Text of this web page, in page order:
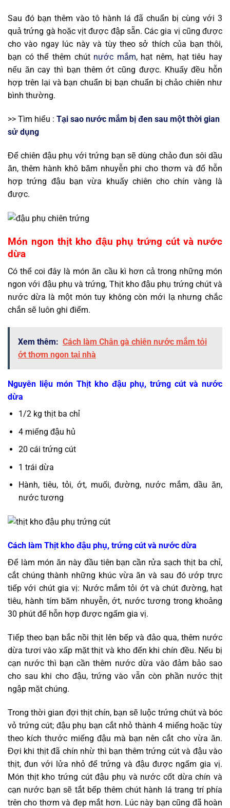
Sau đó bạn thêm vào tô hành lá đã chuẩn bị cùng với 3
quả trứng gà hoặc vịt được đập sẵn. Các gia vị cũng được
cho vào ngay lúc này và tùy theo sở thích của bạn thôi,
bạn có thể thêm chút nước mắm, hạt nêm, hạt tiêu hay
nếu ăn cay thì bạn thêm ớt cũng được. Khuấy đều hỗn
hợp trên lại và bạn chuẩn bị bạn chuẩn bị chảo chiên như
bình thường.
>> Tìm hiểu : Tại sao nước mắm bị đen sau một thời gian
sử dụng
Để chiên đậu phụ với trứng bạn sẽ dùng chảo đun sôi dầu
ăn, thêm hành khô băm nhuyễn phi cho thơm và đổ hỗn
hợp trứng đậu bạn vừa khuấy chiên cho chín vàng là
được.
Món ngon thịt kho đậu phụ trứng cút và nước
dừa
Có thể coi đây là món ăn cầu kì hơn cả trong những món
ngon với đậu phụ và trứng, Thịt kho đậu phụ trứng chút và
nước dừa là một món tuy không còn mới lạ nhưng chắc
chắn sẽ luôn ghi điểm.
Xem thêm: Cách làm Chân gà chiên nước mắm tỏi
ớt thơm ngon tại nhà
Nguyên liệu món Thịt kho đậu phụ, trứng cút và nước
dừa
1/2 kg thịt ba chỉ
4 miếng đậu hủ
20 cái trứng cút
1 trái dừa
Hành, tiêu, tỏi, ớt, muối, đường, nước mắm, dầu ăn,
nước tương
Cách làm Thịt kho đậu phụ, trứng cút và nước dừa
Để làm món ăn này đầu tiên bạn cần rửa sạch thịt ba chỉ,
cắt chúng thành những khúc vừa ăn và sau đó ướp trực
tiếp với chút gia vị: Nước mắm tỏi ớt và chút đường, hạt
tiêu, hành tím băm nhuyễn, ớt, nước tương trong khoảng
30 phút để hỗn hợp được ngấm gia vị.
Tiếp theo bạn bắc nồi thịt lên bếp và đảo qua, thêm nước
dừa tươi vào xấp mặt thịt và kho đến khi chín đều. Nếu bị
cạn nước thì bạn cần thêm nước dừa vào đảm bảo sao
cho sau khi cho đậu, trứng vào vẫn còn phần nước thịt
ngập mặt chúng.
Trong thời gian đợi thịt chín, bạn sẽ luộc trứng chút và bóc
vỏ trứng cút; đậu phụ bạn cắt nhỏ thành 4 miếng hoặc tùy
theo kích thước miếng đậu mà bạn nên cắt cho vừa ăn.
Đợi khi thịt đã chín nhừ thì bạn thêm trứng cút và đậu vào
thịt, đun với lửa nhỏ để trứng và đậu được ngấm gia vị.
Món thịt kho trứng cút đậu phụ và nước cốt dừa chín và
cạn nước bạn sẽ tắt bếp thêm chút hành lá trang trí phía
trên cho thơm và đẹp mắt hơn. Lúc này bạn cũng đã hoàn